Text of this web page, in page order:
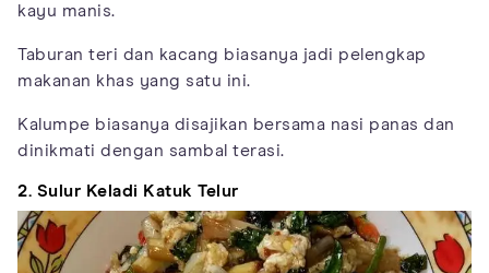
kayu manis.
Taburan teri dan kacang biasanya jadi pelengkap
makanan khas yang satu ini.
Kalumpe biasanya disajikan bersama nasi panas dan
dinikmati dengan sambal terasi.
2. Sulur Keladi Katuk Telur